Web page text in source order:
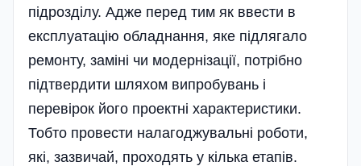
підрозділу. Адже перед тим як ввести в
експлуатацію обладнання, яке підлягало
ремонту, заміні чи модернізації, потрібно
підтвердити шляхом випробувань і
перевірок його проектні характеристики.
Тобто провести налагоджувальні роботи,
які, зазвичай, проходять у кілька етапів.